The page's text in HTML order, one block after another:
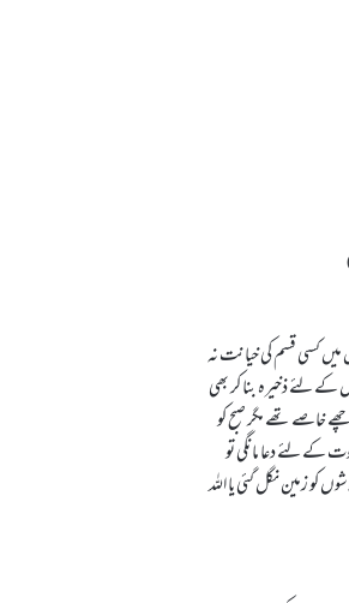
میں کسی قسم کی خیانت نہ
کے لئے ذخیرہ بنا کر بھی
خاصے تھے مگر صبح کو
کے لئے دعا مانگی تو
کو زمین نگل گئی یا اللہ